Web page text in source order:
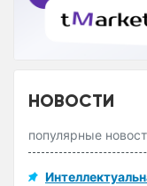
НОВОСТИ
популярные